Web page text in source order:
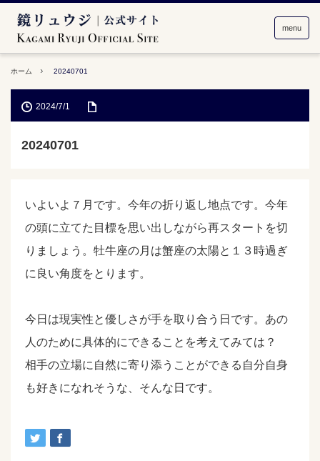
menu
ホーム 20240701
2024/7/1
20240701
いよいよ７月です。今年の折り返し地点です。今年
の頭に立てた目標を思い出しながら再スタートを切
りましょう。牡牛座の月は蟹座の太陽と１３時過ぎ
に良い角度をとります。
今日は現実性と優しさが手を取り合う日です。あの
人のために具体的にできることを考えてみては？
相手の立場に自然に寄り添うことができる自分自身
も好きになれそうな、そんな日です。